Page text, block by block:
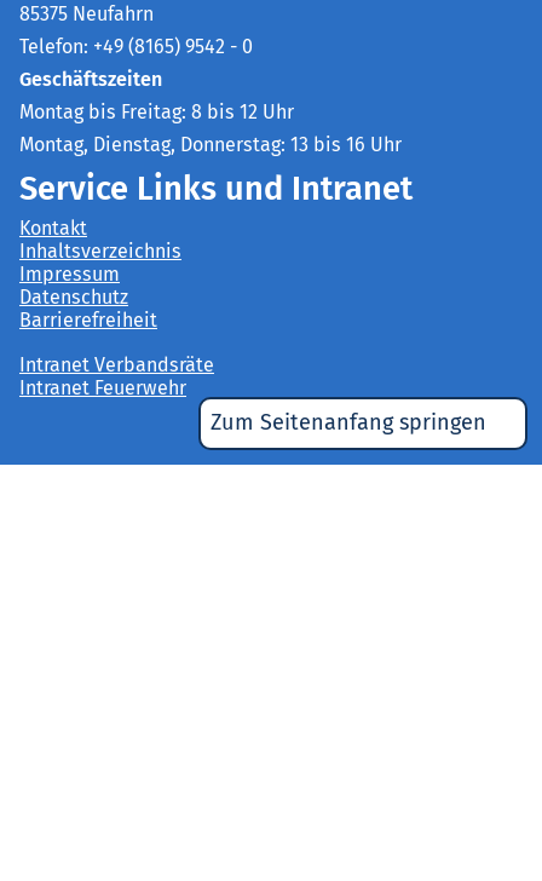
Zum Seitenanfang springen
85375 Neufahrn
Telefon: +49 (8165) 9542 - 0
Geschäftszeiten
Montag bis Freitag: 8 bis 12 Uhr
Montag, Dienstag, Donnerstag: 13 bis 16 Uhr
Service Links und Intranet
Kontakt
Inhaltsverzeichnis
Impressum
Datenschutz
Barrierefreiheit
Intranet Verbandsräte
Intranet Feuerwehr